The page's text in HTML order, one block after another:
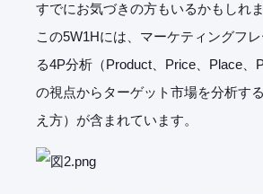
すでにお気づきの方もいるかもしれま
この5W1Hには、マーケティングフ
る4P分析（Product、Price、Place、
の視点からターゲット市場を分析す
え方）が含まれています。